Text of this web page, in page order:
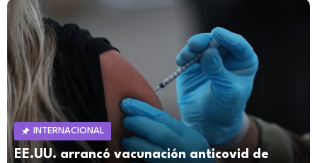
INTERNACIONAL
EE.UU. arrancó vacunación anticovid de